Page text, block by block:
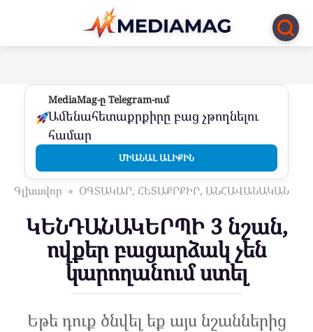
Перейти
контенту
MediaMag-ը Telegram-ում
Ամենահետաքրքիրը բաց չթողնելու
համար
ՄԻԱՆԱԼ ԱԼԻՔԻՆ
Գլխավոր » ՕԳՏԱԿԱՐ, ՀԵՏԱՔՐՔԻՐ, ԱՆՀԱՎԱՆԱԿԱՆ
ԿԵՆԴԱՆԱԿԵՐՊԻ 3 նշան,
ովքեր բացարձակ չեն
կարողանում ստել
Եթե ​​դուք ծնվել եք այս նշաններից